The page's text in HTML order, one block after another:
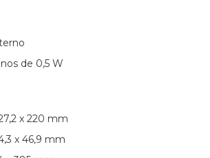
de 0,5 W
x 220 mm
x 46,9 mm